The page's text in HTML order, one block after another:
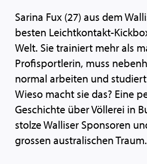
Sarina Fux (27) aus dem
besten Leichtkontakt-
Welt. Sie trainiert mehr als
Profisportlerin, muss
normal arbeiten und
Wieso macht sie das? Eine
Geschichte über Völlerei in
stolze Walliser Sponsoren
grossen australischen Traum.